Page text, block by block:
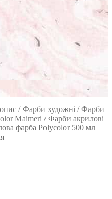
/Фарби художні /Фарби
Maimeri /Фарби акрилові
фарба Polycolor 500 мл